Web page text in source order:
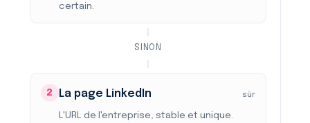
certain.
SINON
2 La page LinkedIn sûr
L'URL de l'entreprise, stable et unique.